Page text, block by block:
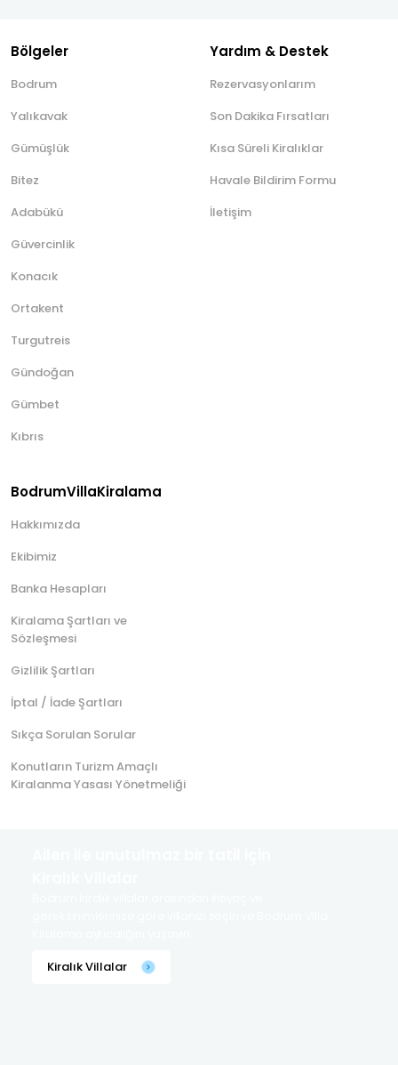
Bölgeler
Bodrum
Yalıkavak
Gümüşlük
Bitez
Adabükü
Güvercinlik
Konacık
Ortakent
Turgutreis
Gündoğan
Gümbet
Kıbrıs
Yardım & Destek
Rezervasyonlarım
Son Dakika Fırsatları
Kısa Süreli Kiralıklar
Havale Bildirim Formu
İletişim
BodrumVillaKiralama
Hakkımızda
Ekibimiz
Banka Hesapları
Kiralama Şartları ve
Sözleşmesi
Gizlilik Şartları
İptal / İade Şartları
Sıkça Sorulan Sorular
Konutların Turizm Amaçlı
Kiralanma Yasası Yönetmeliği
Kiralık Villalar